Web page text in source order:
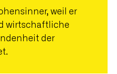
weil er
wirtschaftliche
der